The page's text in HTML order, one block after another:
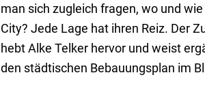
man sich zugleich fragen, wo und
City? Jede Lage hat ihren Reiz. Der
hebt Alke Telker hervor und weist
den städtischen Bebauungsplan im